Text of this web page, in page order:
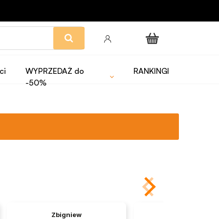
WYPRZEDAŻ do
-50%
RANKINGI
Zbigniew